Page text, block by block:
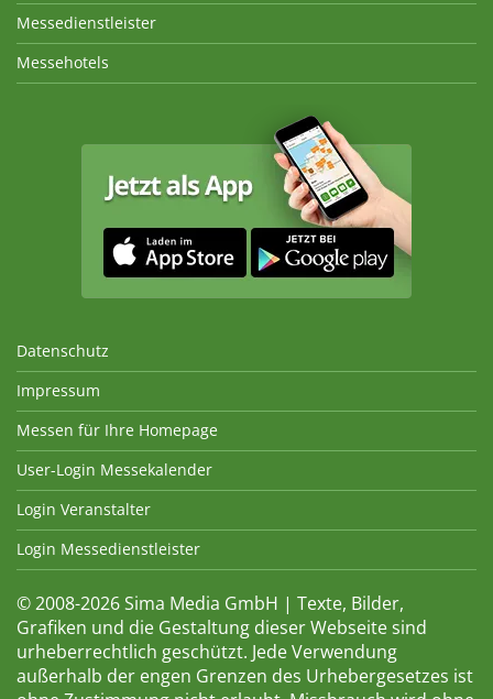
Messedienstleister
Messehotels
Datenschutz
Impressum
Messen für Ihre Homepage
User-Login Messekalender
Login Veranstalter
Login Messedienstleister
© 2008-2026 Sima Media GmbH | Texte, Bilder,
Grafiken und die Gestaltung dieser Webseite sind
urheberrechtlich geschützt. Jede Verwendung
außerhalb der engen Grenzen des Urhebergesetzes ist